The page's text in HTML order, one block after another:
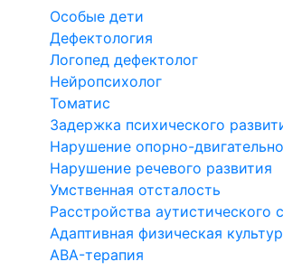
Особые дети
Дефектология
Логопед дефектолог
Нейропсихолог
Томатис
Задержка психического
Нарушение опорно-
Нарушение речевого развития
Умственная отсталость
Расстройства аутистического
Адаптивная физическая
ABA-терапия